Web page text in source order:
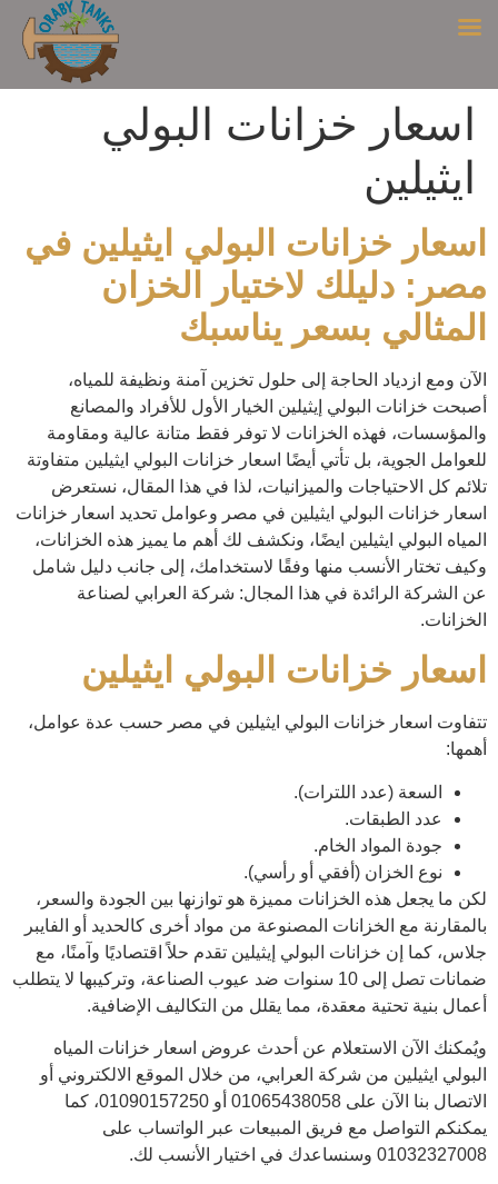
اسعار خزانات البولي
ايثيلين
اسعار خزانات البولي ايثيلين في
مصر: دليلك لاختيار الخزان
المثالي بسعر يناسبك
الآن ومع ازدياد الحاجة إلى حلول تخزين آمنة ونظيفة للمياه،
أصبحت خزانات البولي إيثيلين الخيار الأول للأفراد والمصانع
والمؤسسات، فهذه الخزانات لا توفر فقط متانة عالية ومقاومة
للعوامل الجوية، بل تأتي أيضًا اسعار خزانات البولي ايثيلين متفاوتة
تلائم كل الاحتياجات والميزانيات، لذا في هذا المقال، نستعرض
اسعار خزانات البولي ايثيلين في مصر وعوامل تحديد اسعار خزانات
المياه البولي ايثيلين ايضًا، ونكشف لك أهم ما يميز هذه الخزانات،
وكيف تختار الأنسب منها وفقًا لاستخدامك، إلى جانب دليل شامل
عن الشركة الرائدة في هذا المجال: شركة العرابي لصناعة
الخزانات.
اسعار خزانات البولي ايثيلين
تتفاوت اسعار خزانات البولي ايثيلين في مصر حسب عدة عوامل،
أهمها:
السعة (عدد اللترات).
عدد الطبقات.
جودة المواد الخام.
نوع الخزان (أفقي أو رأسي).
لكن ما يجعل هذه الخزانات مميزة هو توازنها بين الجودة والسعر،
بالمقارنة مع الخزانات المصنوعة من مواد أخرى كالحديد أو الفايبر
جلاس، كما إن خزانات البولي إيثيلين تقدم حلاً اقتصاديًا وآمنًا، مع
ضمانات تصل إلى 10 سنوات ضد عيوب الصناعة، وتركيبها لا يتطلب
أعمال بنية تحتية معقدة، مما يقلل من التكاليف الإضافية.
ويُمكنك الآن الاستعلام عن أحدث عروض اسعار خزانات المياه
البولي ايثيلين من شركة العرابي، من خلال الموقع الالكتروني أو
الاتصال بنا الآن على 01065438058 أو 01090157250، كما
يمكنكم التواصل مع فريق المبيعات عبر الواتساب على
01032327008 وسنساعدك في اختيار الأنسب لك.